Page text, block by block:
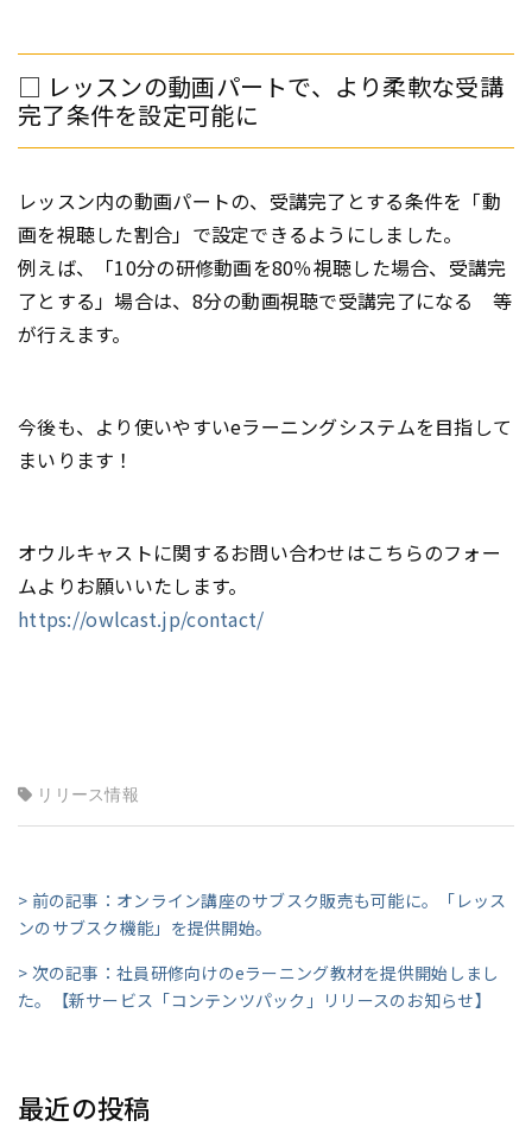
□ レッスンの動画パートで、より柔軟な受講
完了条件を設定可能に
レッスン内の動画パートの、受講完了とする条件を「動
画を視聴した割合」で設定できるようにしました。
例えば、「10分の研修動画を80％視聴した場合、受講完
了とする」場合は、8分の動画視聴で受講完了になる 等
が行えます。
今後も、より使いやすいeラーニングシステムを目指して
まいります！
オウルキャストに関するお問い合わせはこちらのフォー
ムよりお願いいたします。
https://owlcast.jp/contact/
リリース情報
> 前の記事：オンライン講座のサブスク販売も可能に。「レッス
ンのサブスク機能」を提供開始。
> 次の記事：社員研修向けのeラーニング教材を提供開始しまし
た。【新サービス「コンテンツパック」リリースのお知らせ】
最近の投稿